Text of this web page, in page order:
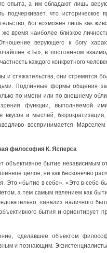
опыта, а им обладают лишь
что историческое
бог возможен лишь как
время наиболее близкое
верующего к богу
«Ты», в постоянном
каждого конкретного
и стяжательства, они стремятся
Подлинные формы общения
по имени или по внешнему
функции, выполняемой
вкусов и мыслей,
воспринимается Марселем
философия К. Ясперса
объективное бытие независимым
целое, ни как бесконечно
Это «бытие в себе». «Это в-себе-
а тем самым явлением как
«анализ наличного
бытия и ориентирует
сделавшее объектом
и познающим.